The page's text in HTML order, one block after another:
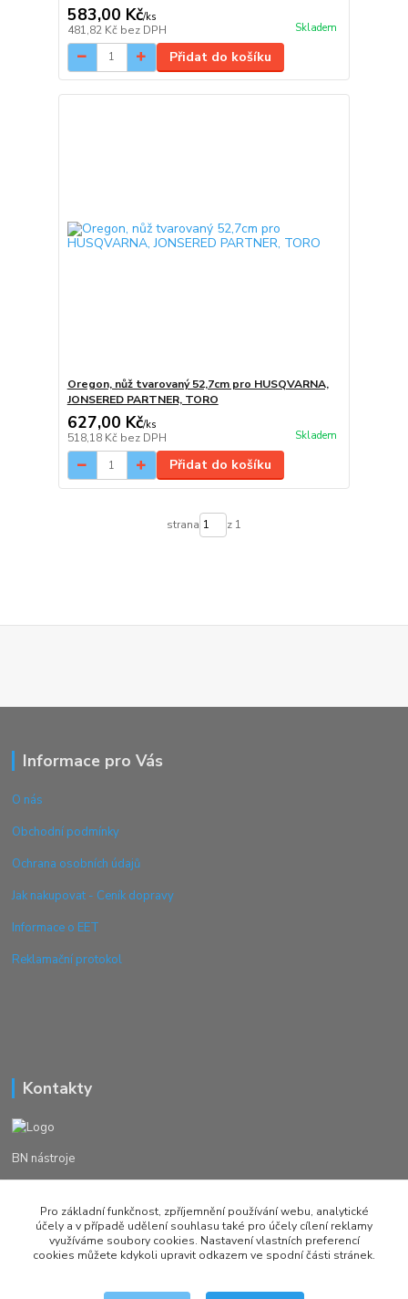
583,00 Kč/ks
481,82 Kč bez DPH Skladem
Přidat do košíku
Oregon, nůž tvarovaný 52,7cm pro HUSQVARNA,
JONSERED PARTNER, TORO
627,00 Kč/ks
518,18 Kč bez DPH Skladem
Přidat do košíku
strana z 1
Informace pro Vás
O nás
Obchodní podmínky
Ochrana osobních údajů
Jak nakupovat - Ceník dopravy
Informace o EET
Reklamační protokol
Kontakty
BN nástroje
+420 777982023
brusirnanastroju@seznam.cz
Pro základní funkčnost, zpříjemnění používání webu, analytické
účely a v případě udělení souhlasu také pro účely cílení reklamy
využíváme soubory cookies. Nastavení vlastních preferencí
cookies můžete kdykoli upravit odkazem ve spodní části stránek.